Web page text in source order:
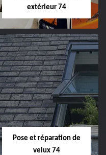
extérieur 74
Pose et réparation de
velux 74